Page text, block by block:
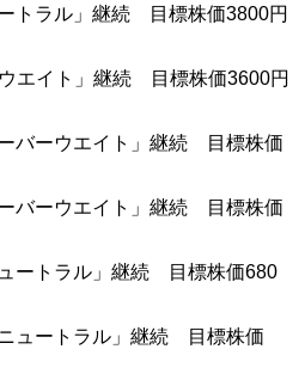
トラル」継続 目標株価3800円
エイト」継続 目標株価3600円
バーウエイト」継続 目標株価
バーウエイト」継続 目標株価
ートラル」継続 目標株価680
ュートラル」継続 目標株価